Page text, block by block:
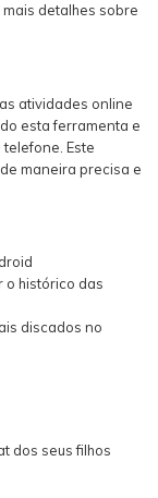
detalhes sobre
atividades online
esta ferramenta e
Este
maneira precisa e
o histórico das
discados no
dos seus filhos